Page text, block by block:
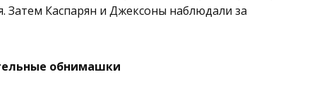
Затем Каспарян и Джексоны наблюдали за
обнимашки